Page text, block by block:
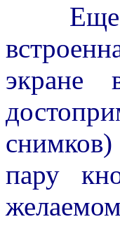
Еще
экране
пару